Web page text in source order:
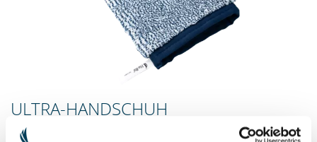
ULTRA-HANDSCHUH
Der Fettkiller für die Küche